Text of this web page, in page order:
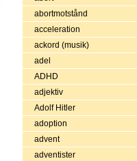
abortmotstånd
acceleration
ackord (musik)
adel
ADHD
adjektiv
Adolf Hitler
adoption
advent
adventister